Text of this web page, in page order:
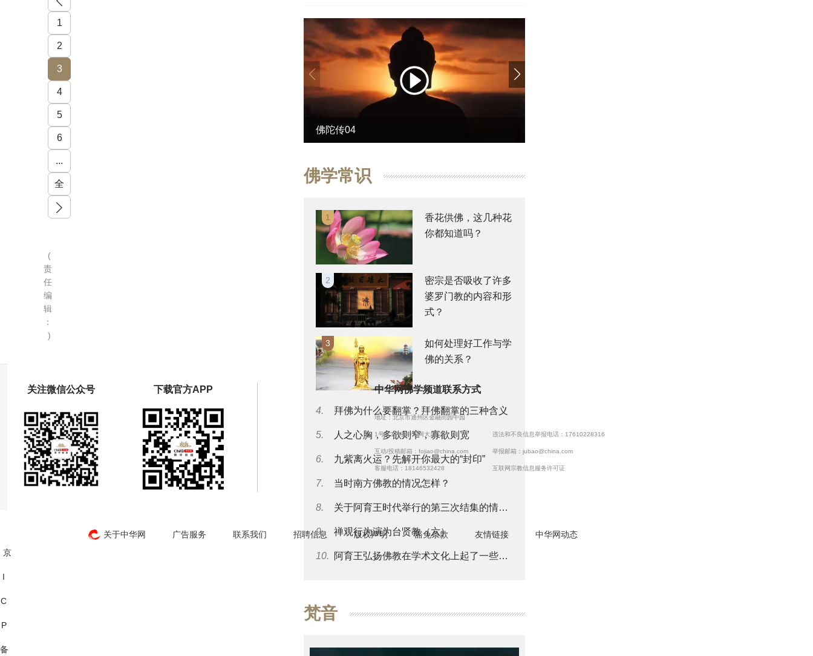
1
2
3
4
5
6
...
全
文
(
责
任
编
辑
：
)
佛陀传04
佛学常识
1
香花供佛，这几种花
你都知道吗？
2
密宗是否吸收了许多
婆罗门教的内容和形
式？
3
如何处理好工作与学
佛的关系？
4. 拜佛为什么要翻掌？拜佛翻掌的三种含义
5. 人之心胸，多欲则窄，寡欲则宽
6. 九紫离火运？先解开你最大的“封印”
7. 当时南方佛教的情况怎样？
8. 关于阿育王时代举行的第三次结集的情况可否再谈一些？
9. 禅观行为演为台贤教（六）
10. 阿育王弘扬佛教在学术文化上起了一些什么影响？
梵音
关注微信公众号 下载官方APP 中华网佛学频道联系方式
地址：北京市通州区金融街园中园
1号院3号楼中华网大厦5层
互动/投稿邮箱： fojiao@china.com
客服电话：18146532428
违法和不良信息举报电话：17610228316
举报邮箱： jubao@china.com
互联网宗教信息服务许可证
关于中华网 广告服务 联系我们 招聘信息 版权声明 豁免条款 友情链接
中华网动态
京
I
C
P
备